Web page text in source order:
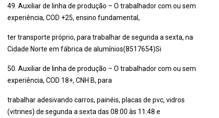
49. Auxiliar de linha de produção – O trabalhador com ou sem
experiência, COD +25, ensino fundamental,
ter transporte próprio, para trabalhar de segunda a sexta, na
Cidade Norte em fábrica de alumínios(8517654)Si
50. Auxiliar de linha de produção – O trabalhador com ou sem
experiência, COD 18+, CNH B, para
trabalhar adesivando carros, painéis, placas de pvc, vidros
(vitrines) de segunda a sexta das 08:00 às 11:48 e